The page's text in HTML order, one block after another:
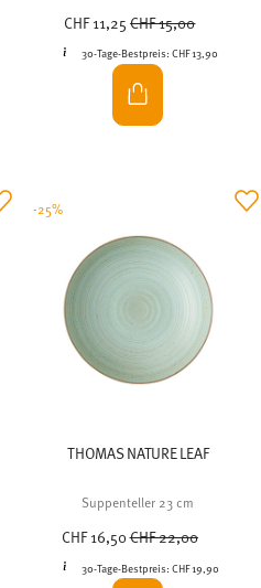
CHF 11,25Price reduced from
CHF 15,00
30-Tage-Bestpreis:CHF 13,90
THOMAS NATURE LEAF
Suppenteller 23 cm
CHF 16,50Price reduced from
CHF 22,00
30-Tage-Bestpreis: CHF 19,90
-25%